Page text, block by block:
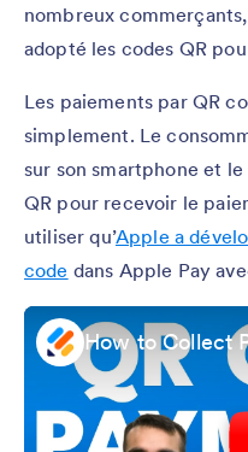
nombreux
adopté les codes QR
Les paiements par QR
simplement. Le
sur son smartphone et
QR pour recevoir le
utiliser qu’Apple a
code dans Apple Pay
How to Collect